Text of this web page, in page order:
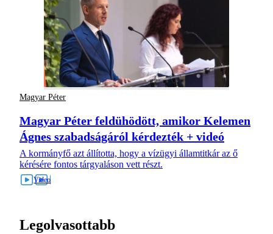
Magyar Péter
Magyar Péter feldühödött, amikor Kelemen
Ágnes szabadságáról kérdezték + videó
A kormányfő azt állította, hogy a vízügyi államtitkár az ő
kérésére fontos tárgyaláson vett részt.
Legolvasottabb